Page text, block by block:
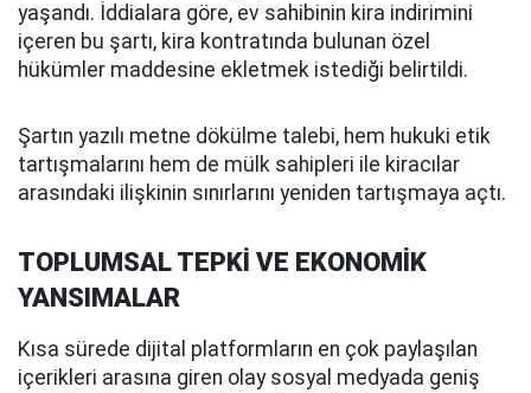
yaşandı. İddialara göre, ev sahibinin kira indirimini
içeren bu şartı, kira kontratında bulunan özel
hükümler maddesine ekletmek istediği belirtildi.
Şartın yazılı metne dökülme talebi, hem hukuki etik
tartışmalarını hem de mülk sahipleri ile kiracılar
arasındaki ilişkinin sınırlarını yeniden tartışmaya açtı.
TOPLUMSAL TEPKİ VE EKONOMİK
YANSIMALAR
Kısa sürede dijital platformların en çok paylaşılan
içerikleri arasına giren olay sosyal medyada geniş